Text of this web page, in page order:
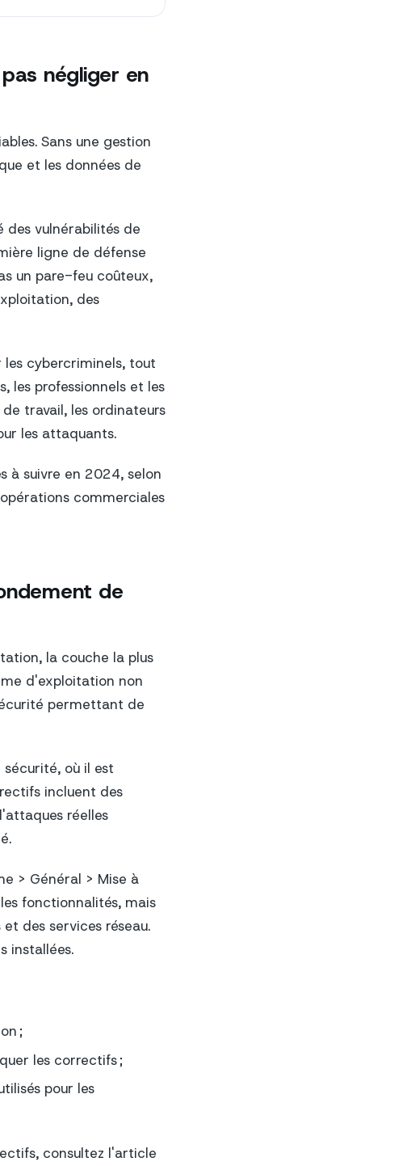
négliger en
Sans une gestion
et les données de
des vulnérabilités de
ligne de défense
un pare-feu coûteux,
des
les cybercriminels, tout
les professionnels et les
travail, les ordinateurs
les attaquants.
à suivre en 2024, selon
commerciales
de
la couche la plus
d'exploitation non
permettant de
où il est
incluent des
réelles
> Général > Mise à
fonctionnalités, mais
des services réseau.
installées.
;
les correctifs ;
pour les
consultez l'article